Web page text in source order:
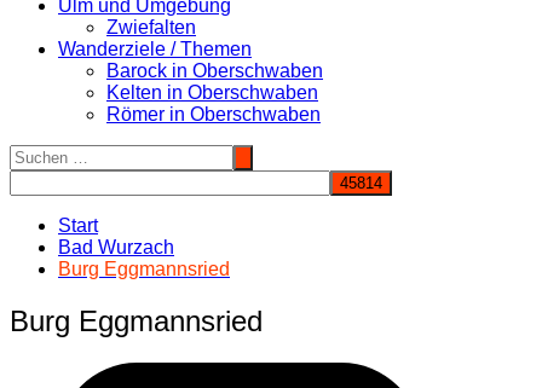
Ulm und Umgebung
Zwiefalten
Wanderziele / Themen
Barock in Oberschwaben
Kelten in Oberschwaben
Römer in Oberschwaben
Start
Bad Wurzach
Burg Eggmannsried
Burg Eggmannsried